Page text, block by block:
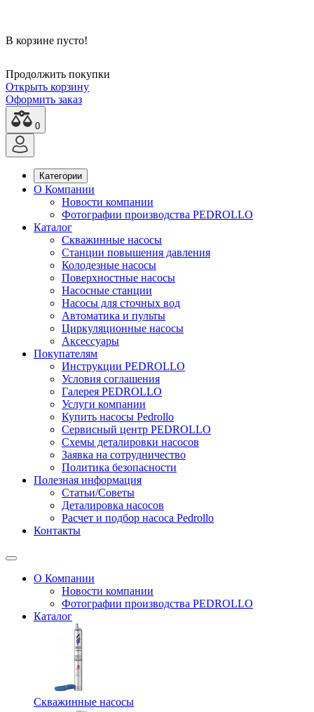
В корзине пусто!
Продолжить покупки
Открыть корзину
Оформить заказ
0
Категории
О Компании
Новости компании
Фотографии производства PEDROLLO
Каталог
Скважинные насосы
Станции повышения давления
Колодезные насосы
Поверхностные насосы
Насосные станции
Насосы для сточных вод
Автоматика и пульты
Циркуляционные насосы
Аксессуары
Покупателям
Инструкции PEDROLLO
Условия соглашения
Галерея PEDROLLO
Услуги компании
Купить насосы Pedrollo
Сервисный центр PEDROLLO
Схемы деталировки насосов
Заявка на сотрудничество
Политика безопасности
Полезная информация
Статьи/Советы
Деталировка насосов
Расчет и подбор насоса Pedrollo
Контакты
О Компании
Новости компании
Фотографии производства PEDROLLO
Каталог
Скважинные насосы